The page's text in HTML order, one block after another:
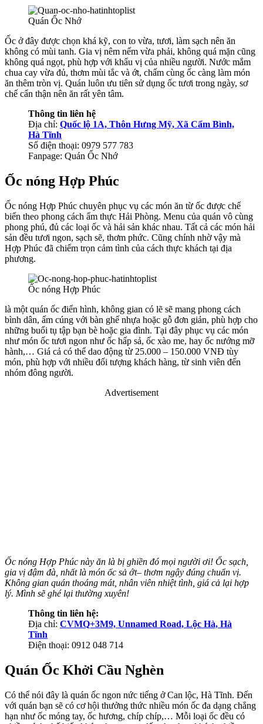
Quán Ốc Nhớ
Ốc ở đây được chọn khá kỹ, con to vừa, tươi, làm sạch nên ăn
không có mùi tanh. Gia vị nêm nếm vừa phải, không quá mặn cũng
không quá ngọt, phù hợp với khẩu vị của nhiều người. Nước mắm
chua cay vừa đủ, thơm mùi tắc và ớt, chấm cùng ốc càng làm món
ăn thêm tròn vị. Quán luôn ưu tiên sử dụng ốc tươi trong ngày, sơ
chế cẩn thận nên ăn rất yên tâm.
Thông tin liên hệ
Địa chỉ: Quốc lộ 1A, Thôn Hưng Mỹ, Xã Cẩm Bình,
Hà Tĩnh
Số điện thoại: 0979 577 783
Fanpage: Quán Ốc Nhớ
Ốc nóng Hợp Phúc
Ốc nóng Hợp Phúc chuyên phục vụ các món ăn từ ốc được chế
biến theo phong cách ẩm thực Hải Phòng. Menu của quán vô cùng
phong phú, đủ các loại ốc và hải sản khác nhau. Tất cả các món hải
sản đều tươi ngon, sạch sẽ, thơm phức. Cũng chính nhờ vậy mà
Hợp Phúc đã chiếm trọn cảm tình của cách thực khách tại địa
phương.
Ốc nóng Hợp Phúc
là một quán ốc điển hình, không gian có lẽ sẽ mang phong cách
bình dân, ấm cúng với bàn ghế nhựa hoặc gỗ đơn giản, phù hợp cho
những buổi tụ tập bạn bè hoặc gia đình. Tại đây phục vụ các món
như món ốc tươi ngon như ốc hấp sả, ốc xào me, hay ốc nướng mỡ
hành,… Giá cả có thể dao động từ 25.000 – 150.000 VNĐ tùy
món, phù hợp với nhiều đối tượng khách hàng, từ sinh viên đến
nhóm đông người.
Advertisement
Ốc nóng Hợp Phúc này ăn là bị ghiền đó mọi người ơi! Ốc sạch,
gia vị đậm đà, nhất là món ốc sả ớt– thơm ngậy đúng chuẩn vị.
Không gian quán thoáng mát, nhân viên nhiệt tình, giá cả lại hợp
lý. Mình sẽ ghé lại thường xuyên!
Thông tin liên hệ:
Địa chỉ: CVMQ+3M9, Unnamed Road, Lộc Hà, Hà
Tĩnh
Điện thoại: 0912 048 714
Quán Ốc Khởi Cầu Nghèn
Có thể nói đây là quán ốc ngon nức tiếng ở Can lộc, Hà Tĩnh. Đến
với quán bạn sẽ có cơ hội thưởng thức nhiều món ốc đa dạng chẳng
hạn như ốc móng tay, ốc hương, chíp chíp,… Mỗi loại ốc đều có